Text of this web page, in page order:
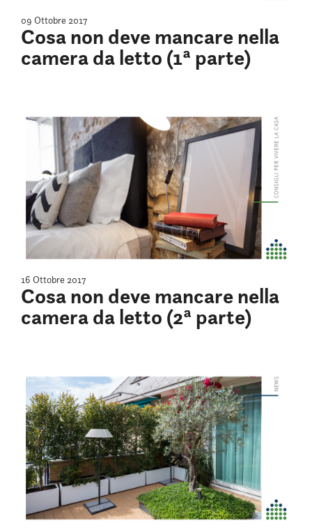
09 Ottobre 2017
Cosa non deve mancare nella
camera da letto (1ª parte)
16 Ottobre 2017
Cosa non deve mancare nella
camera da letto (2ª parte)